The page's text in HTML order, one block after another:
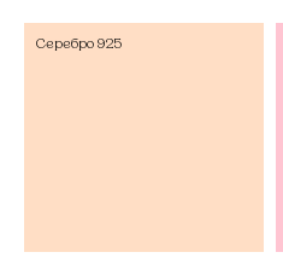
Серебро 925